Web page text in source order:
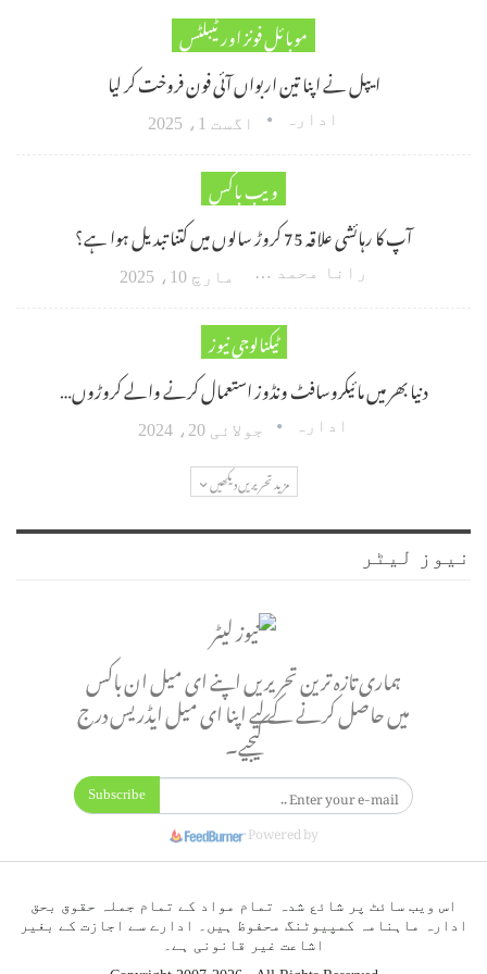
موبائل فونز اور ٹیبلٹس
ایپل نے اپنا تین اربواں آئی فون فروخت کر لیا
ادارہ اگست 1، 2025
ویب باکس
آپ کا رہائشی علاقہ 75 کروڑ سالوں میں کتنا تبدیل ہوا ہے؟
رانا محمد امین اکبر مارچ 10، 2025
ٹیکنالوجی نیوز
دنیا بھر میں مائیکروسافٹ ونڈوز استعمال کرنے والے کروڑوں…
ادارہ جولائی 20، 2024
مزید تحریریں دیکھیں
نیوز لیٹر
ہماری تازہ ترین تحریریں اپنے ای میل ان باکس
میں حاصل کرنے کے لیے اپنا ای میل ایڈریس درج
کیجیے۔
Subscribe
Powered by
اس ویب سائٹ پر شائع شدہ تمام مواد کے تمام جملہ حقوق بحق
ادارہ ماہنامہ کمپیوٹنگ محفوظ ہیں۔ ادارے سے اجازت کے بغیر
اشاعت غیر قانونی ہے۔